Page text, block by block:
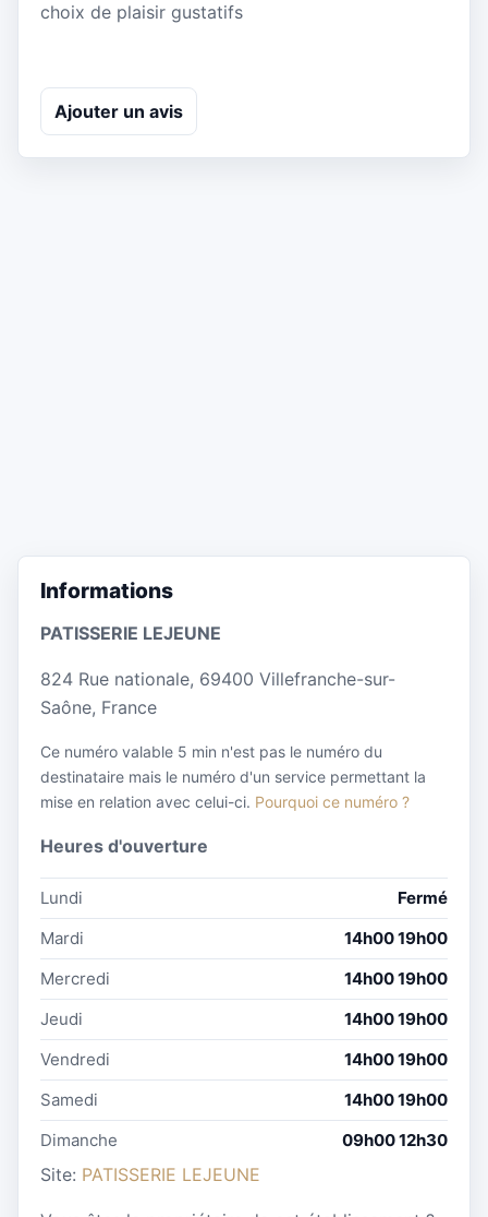
choix de plaisir gustatifs
Ajouter un avis
Informations
PATISSERIE LEJEUNE
824 Rue nationale, 69400 Villefranche-sur-
Saône, France
Ce numéro valable 5 min n'est pas le numéro du
destinataire mais le numéro d'un service permettant la
mise en relation avec celui-ci. Pourquoi ce numéro ?
Heures d'ouverture
Lundi
Fermé
Mardi
14h00 19h00
Mercredi
14h00 19h00
Jeudi
14h00 19h00
Vendredi
14h00 19h00
Samedi
14h00 19h00
Dimanche
09h00 12h30
Site: PATISSERIE LEJEUNE